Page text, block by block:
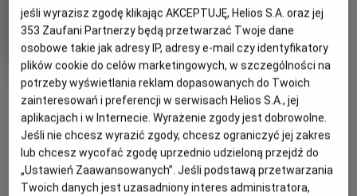
Oryginalny
tytuł
Tom & Jerry Gatunek
Animowany / Komedia /
Przygodowy
Minimalny
wiek
Od 7 lat
Czas
trwania
101 min
Kraj
i
rok
produkcji
Wielka Brytania, USA
PREMIERA
29 maja 2021
REŻYSERIA
Tim Story
SCENARIUSZ
Eric Gravning
WIĘCEJ SZCZEGÓŁÓW
WYBIERZ SWOJE KINO
ABY ZOBACZYĆ GODZINY SEANSÓW
jeśli wyrazisz zgodę klikając AKCEPTUJĘ, Helios S.A. oraz jej
353 Zaufani Partnerzy będą przetwarzać Twoje dane
osobowe takie jak adresy IP, adresy e-mail czy identyfikatory
plików cookie do celów marketingowych, w szczególności na
potrzeby wyświetlania reklam dopasowanych do Twoich
zainteresowań i preferencji w serwisach Helios S.A., jej
aplikacjach i w Internecie. Wyrażenie zgody jest dobrowolne.
Jeśli nie chcesz wyrazić zgody, chcesz ograniczyć jej zakres
lub chcesz wycofać zgodę uprzednio udzieloną przejdź do
„Ustawień Zaawansowanych”. Jeśli podstawą przetwarzania
Twoich danych jest uzasadniony interes administratora,